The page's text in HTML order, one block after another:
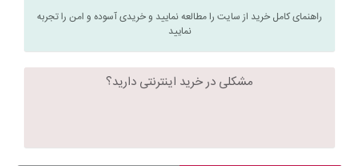
راهنمای کامل خرید از سایت را مطالعه نمایید و خریدی آسوده و امن را تجربه
نمایید
مشکلی در خرید اینترنتی دارید؟